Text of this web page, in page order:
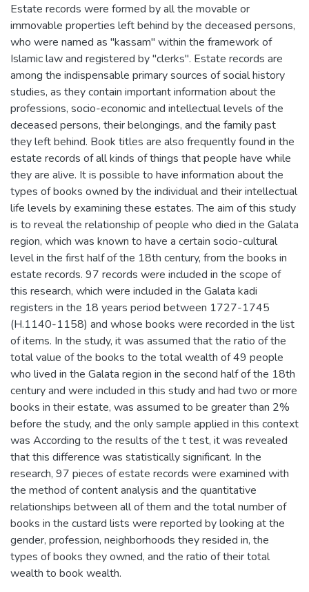
Estate records were formed by all the movable or
immovable properties left behind by the deceased persons,
who were named as "kassam" within the framework of
Islamic law and registered by "clerks". Estate records are
among the indispensable primary sources of social history
studies, as they contain important information about the
professions, socio-economic and intellectual levels of the
deceased persons, their belongings, and the family past
they left behind. Book titles are also frequently found in the
estate records of all kinds of things that people have while
they are alive. It is possible to have information about the
types of books owned by the individual and their intellectual
life levels by examining these estates. The aim of this study
is to reveal the relationship of people who died in the Galata
region, which was known to have a certain socio-cultural
level in the first half of the 18th century, from the books in
estate records. 97 records were included in the scope of
this research, which were included in the Galata kadi
registers in the 18 years period between 1727-1745
(H.1140-1158) and whose books were recorded in the list
of items. In the study, it was assumed that the ratio of the
total value of the books to the total wealth of 49 people
who lived in the Galata region in the second half of the 18th
century and were included in this study and had two or more
books in their estate, was assumed to be greater than 2%
before the study, and the only sample applied in this context
was According to the results of the t test, it was revealed
that this difference was statistically significant. In the
research, 97 pieces of estate records were examined with
the method of content analysis and the quantitative
relationships between all of them and the total number of
books in the custard lists were reported by looking at the
gender, profession, neighborhoods they resided in, the
types of books they owned, and the ratio of their total
wealth to book wealth.